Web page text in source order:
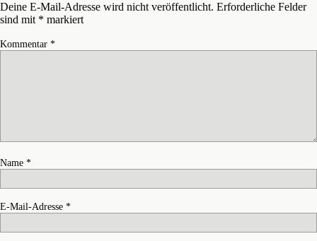
Deine E-Mail-Adresse wird nicht veröffentlicht. Erforderliche Felder
sind mit * markiert
Kommentar *
Name *
E-Mail-Adresse *